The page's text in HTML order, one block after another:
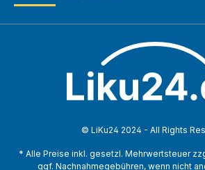
© LiKu24 2024 - All Rights
* Alle Preise inkl. gesetzl. Mehrwertsteuer
ggf. Nachnahmegebühren, wenn nicht